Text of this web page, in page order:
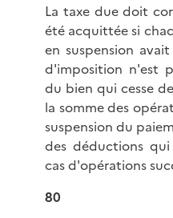
La taxe due doit
été acquittée si
en suspension
d'imposition n'est
du bien qui cesse
la somme des
suspension du
des déductions
cas d'opérations
80